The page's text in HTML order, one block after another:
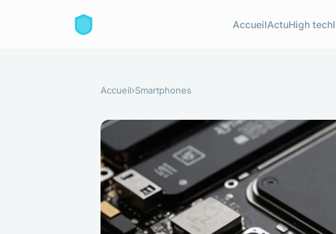
AccueilActuHigh tech
Accueil›Smartphones